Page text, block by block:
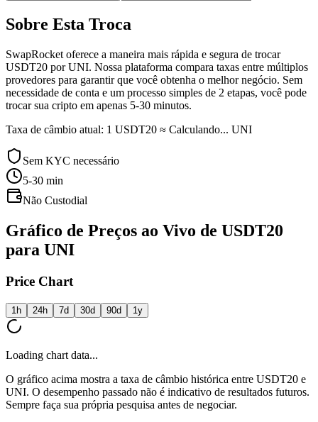
Sobre Esta Troca
SwapRocket oferece a maneira mais rápida e segura de trocar
USDT20 por UNI. Nossa plataforma compara taxas entre múltiplos
provedores para garantir que você obtenha o melhor negócio. Sem
necessidade de conta e um processo simples de 2 etapas, você pode
trocar sua cripto em apenas 5-30 minutos.
Taxa de câmbio atual: 1 USDT20 ≈ Calculando... UNI
Sem KYC necessário
5-30 min
Não Custodial
Gráfico de Preços ao Vivo de USDT20
para UNI
Price Chart
1h 24h 7d 30d 90d 1y
Loading chart data...
O gráfico acima mostra a taxa de câmbio histórica entre USDT20 e
UNI. O desempenho passado não é indicativo de resultados futuros.
Sempre faça sua própria pesquisa antes de negociar.